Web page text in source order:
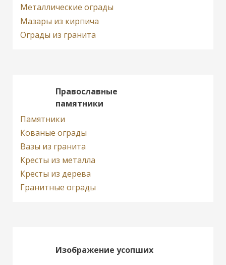
Металлические ограды
Мазары из кирпича
Ограды из гранита
Православные
памятники
Памятники
Кованые ограды
Вазы из гранита
Кресты из металла
Кресты из дерева
Гранитные ограды
Изображение усопших